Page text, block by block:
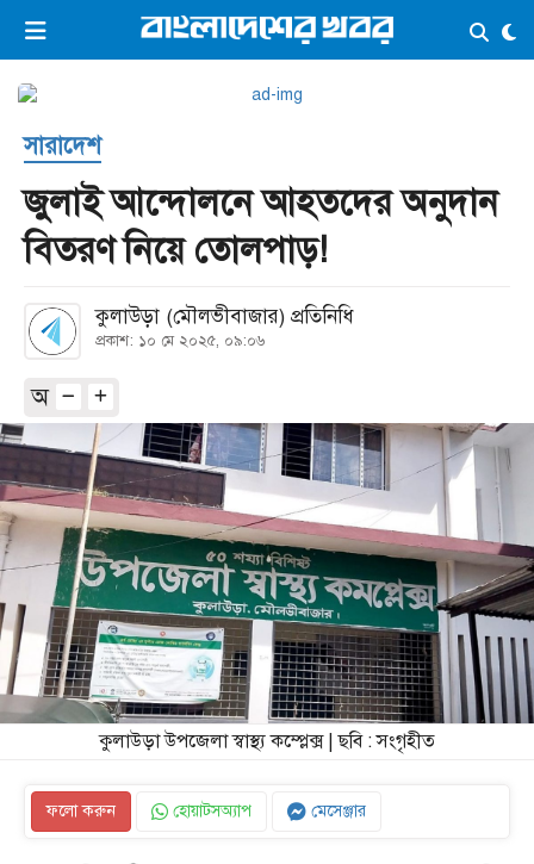
ভিডিও ই-পেপার লগইন ×
প্রচ্ছদ
সর্বশেষ
সব বিভাগ
আর্কাইভ
কনভার্টার
সারাদেশ
জুলাই আন্দোলনে আহতদের অনুদান
বিতরণ নিয়ে তোলপাড়!
কুলাউড়া (মৌলভীবাজার) প্রতিনিধি
প্রকাশ: ১০ মে ২০২৫, ০৯:০৬
অ
কুলাউড়া উপজেলা স্বাস্থ্য কম্প্লেক্স | ছবি : সংগৃহীত
ফলো করুন হোয়াটসঅ্যাপ মেসেঞ্জার